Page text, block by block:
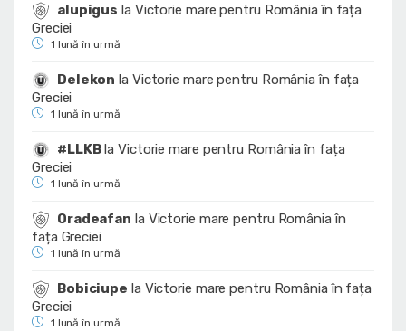
alupigus la Victorie mare pentru România în fața
Greciei
1 lună în urmă
Delekon la Victorie mare pentru România în fața
Greciei
1 lună în urmă
#LLKBlaVictorie mare pentru România în fața
Greciei
1 lună în urmă
Oradeafan la Victorie mare pentru România în
fața Greciei
1 lună în urmă
Bobiciupe la Victorie mare pentru România în fața
Greciei
1 lună în urmă